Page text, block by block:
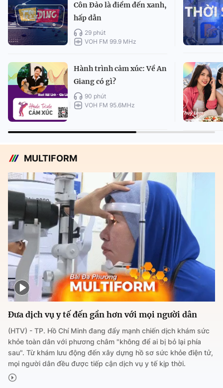
Côn Đảo là điểm đến xanh,
hấp dẫn
29 phút
VOH FM 99.9 MHz
Hành trình cảm xúc: Về An
Giang có gì?
90 phút
VOH FM 95.6MHz
MULTIFORM
Đưa dịch vụ y tế đến gần hơn với mọi người dân
(HTV) - TP. Hồ Chí Minh đang đẩy mạnh chiến dịch khám sức
khỏe toàn dân với phương châm "không để ai bị bỏ lại phía
sau". Từ khám lưu động đến xây dựng hồ sơ sức khỏe điện tử,
mọi người dân đều được tiếp cận dịch vụ y tế kịp thời.